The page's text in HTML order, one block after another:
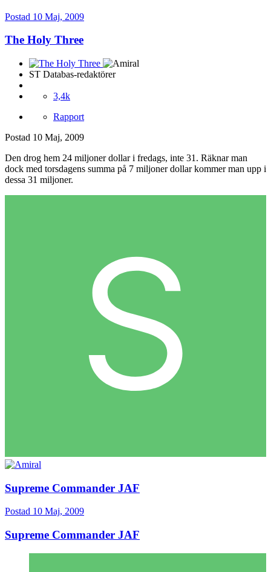
Postad 10 Maj, 2009
The Holy Three
ST Databas-redaktörer
3,4k
Rapport
Postad 10 Maj, 2009
Den drog hem 24 miljoner dollar i fredags, inte 31. Räknar man
dock med torsdagens summa på 7 miljoner dollar kommer man upp i
dessa 31 miljoner.
Supreme Commander JAF
Postad 10 Maj, 2009
Supreme Commander JAF